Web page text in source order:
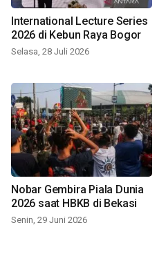
International Lecture Series
2026 di Kebun Raya Bogor
Selasa, 28 Juli 2026
Nobar Gembira Piala Dunia
2026 saat HBKB di Bekasi
Senin, 29 Juni 2026